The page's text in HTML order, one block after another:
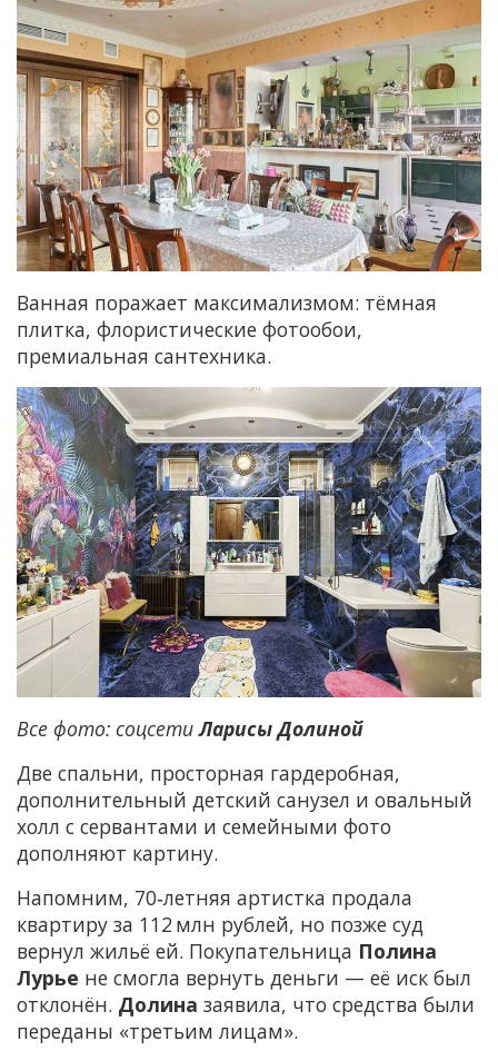
Ванная поражает максимализмом: тёмная
плитка, флористические фотообои,
премиальная сантехника.
Все фото: соцсетиЛарисы Долиной
Две спальни, просторная гардеробная,
дополнительный детский санузел и овальный
холл с сервантами и семейными фото
дополняют картину.
Напомним, 70‑летняя артистка продала
квартиру за 112 млн рублей, но позже суд
вернул жильё ей. Покупательница Полина
Лурье не смогла вернуть деньги — её иск был
отклонён. Долина заявила, что средства были
переданы «третьим лицам».